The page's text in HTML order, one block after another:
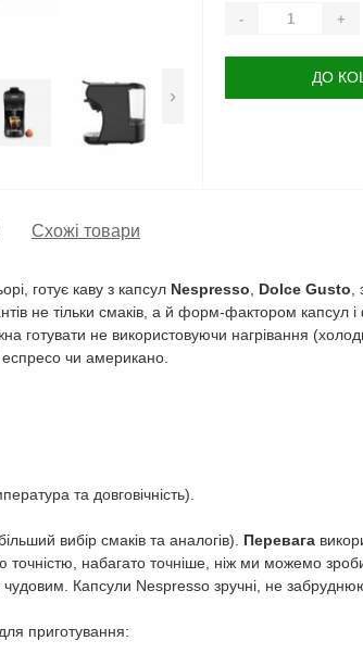
›
- +
ДО
Схожі товари
готує каву з капсул Nespresso Dolce Gusto ,
не тільки смаків, а й форм-фактором капсул
готувати не використовуючи нагрівання
еспресо чи американо.
та довговічність).
вибір смаків та аналогів). Перевага
набагато точніше, ніж ми можемо
Капсули Nespresso зручні, не
для приготування: